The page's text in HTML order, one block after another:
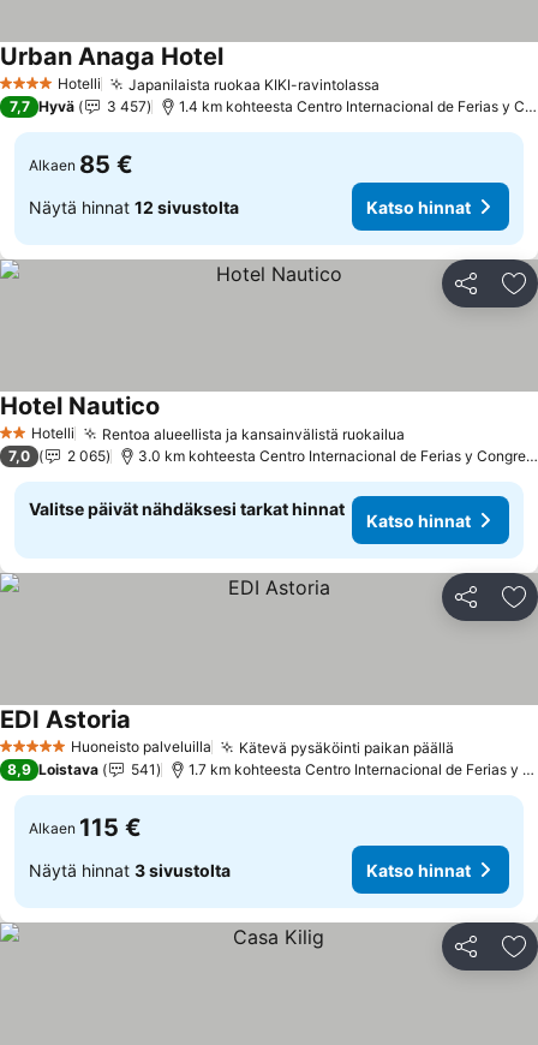
4 Tähtiluokitus
Hotelli Japanilaista ruokaa KIKI-ravintolassa
Urban Anaga HotelKatso hinnat
7,7 Hyvä 3 457 1.4 km kohteesta Centro Internacional de Ferias y
Alkaen 85 €
Näytä hinnat 12 sivustolta Katso hinnat
Jaa
2 Tähtiluokitus
Hotelli Rentoa alueellista ja kansainvälistä ruokailua
Hotel Nautico
7,0 2 065 3.0 km kohteesta Centro Internacional de Ferias y
Valitse päivät nähdäksesi tarkat hinnat
Katso hinnat
Jaa
5 TähtiluokitusHuoneisto palveluilla Kätevä pysäköinti paikan päällä
EDI Astoria
8,9 Loistava 541 1.7 km kohteesta Centro Internacional de Ferias y
Alkaen 115 €
Näytä hinnat 3 sivustolta Katso hinnat
Jaa